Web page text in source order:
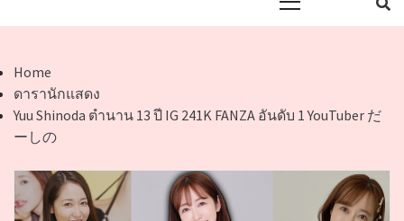
Home
ดารานักแสดง
Yuu Shinoda ตำนาน 13 ปี IG 241K FANZA อันดับ 1 YouTuber だ
ーしの